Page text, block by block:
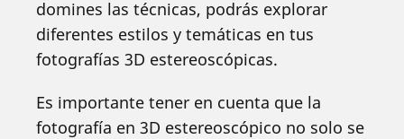
domines las técnicas, podrás explorar
diferentes estilos y temáticas en tus
fotografías 3D estereoscópicas.
Es importante tener en cuenta que la
fotografía en 3D estereoscópico no solo se